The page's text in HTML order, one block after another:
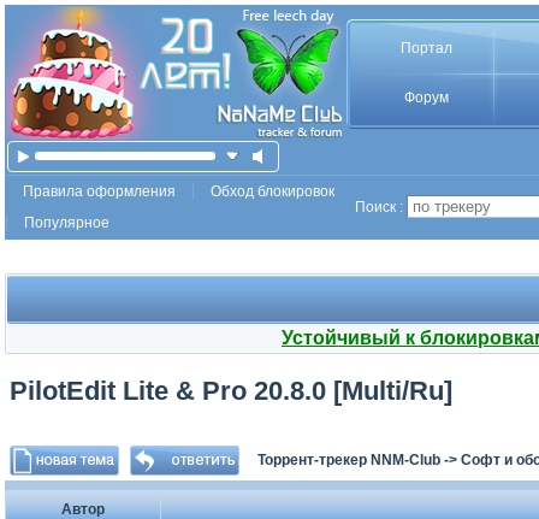
Портал
Форум
Правила оформления
Обход блокировок
Популярное
Поиск :
Устойчивый к
PilotEdit Lite & Pro 20.8.0 [Multi/Ru]
Торрент-трекер NNM-Club -> Софт и
Автор